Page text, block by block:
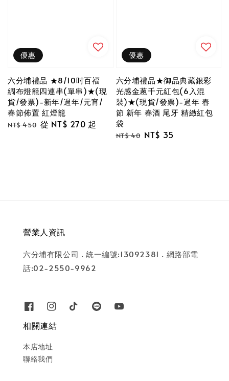
優惠
六分埔禮品 ★8/10吋百福
綢布燈籠四連串(單串)★(現
貨/發票)-新年/過年/元宵/
春節佈置 紅燈籠
Regular
NT$ 450 Sale
從 NT$ 270 起
優惠
六分埔禮品★御品典藏銀彩
光感金蔥千元紅包(6入混
裝)★(現貨/發票)-過年 春
節 新年 春酒 尾牙 精緻紅包
袋
Regular
NT$ 40 Sale
NT$ 35
營業人資訊
六分埔有限公司 . 統一編號:13092381 . 網路部電
話:02-2550-9962
相關連結
本店地址
聯絡我們